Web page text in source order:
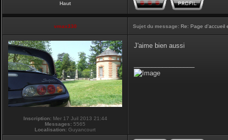
Haut
vmax330 Sujet du message: Re: Page d'accueil
Inscription:Mer 17 Juil 2013 21:44
Messages: 5565
Localisation: Guyancourt
J'aime bien aussi